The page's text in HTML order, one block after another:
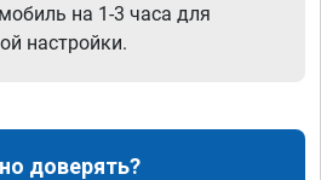
на 1-3 часа для
настройки.
доверять?